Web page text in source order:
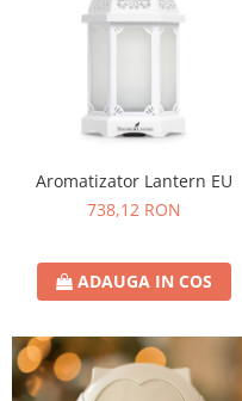
Aromatizator Lantern EU
738,12 RON
ADAUGA IN COS